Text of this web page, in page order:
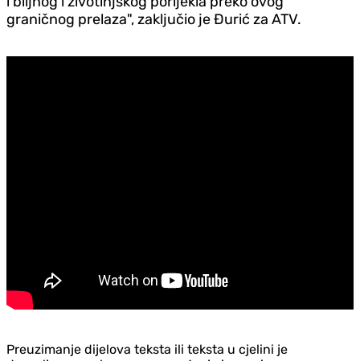
graničnog prelaza", zaključio je Đurić za ATV.
Preuzimanje dijelova teksta ili teksta u cjelini je